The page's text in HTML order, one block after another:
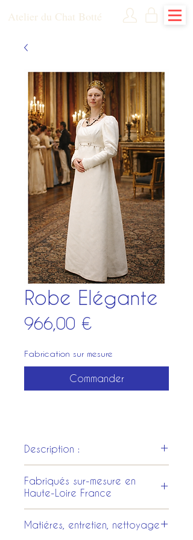
Atelier du Chat Botté
Robe Elégante
966,00 €
Fabrication sur mesure
Commander
Description :
longues ajusté, fine ceinture à
la taille.
Fabriqués sur-mesure en
Haute-Loire France
accessoires sont entièrement
Matiéres, entretien, nettoyage